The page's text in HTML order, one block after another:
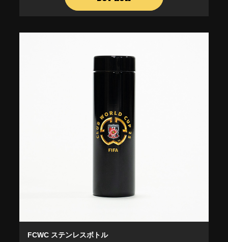
FCWC ステンレスボトル